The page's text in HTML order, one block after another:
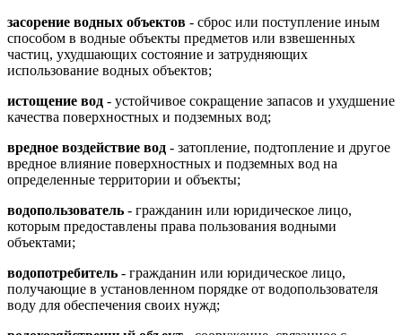
засорение водных объектов - сброс или поступление иным
способом в водные объекты предметов или взвешенных
частиц, ухудшающих состояние и затрудняющих
использование водных объектов;
истощение вод - устойчивое сокращение запасов и ухудшение
качества поверхностных и подземных вод;
вредное воздействие вод - затопление, подтопление и другое
вредное влияние поверхностных и подземных вод на
определенные территории и объекты;
водопользователь - гражданин или юридическое лицо,
которым предоставлены права пользования водными
объектами;
водопотребитель - гражданин или юридическое лицо,
получающие в установленном порядке от водопользователя
воду для обеспечения своих нужд;